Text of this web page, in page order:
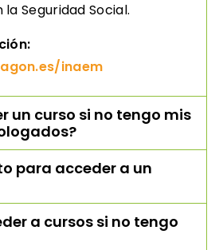
Seguridad Social.
inaem
un curso si no tengo mis
para acceder a un
a cursos si no tengo